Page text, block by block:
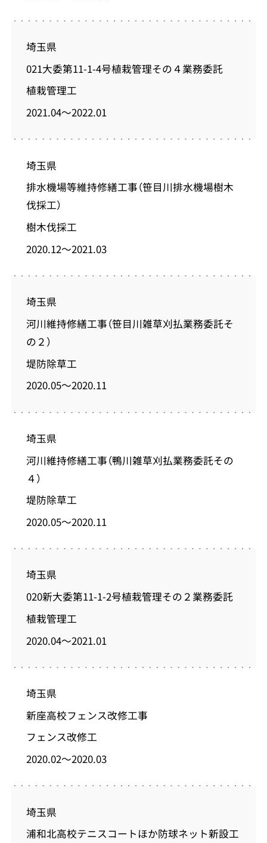
埼玉県
021大委第11-1-4号植栽管理その４業務委託
植栽管理工
2021.04～2022.01
埼玉県
排水機場等維持修繕工事（笹目川排水機場樹木
伐採工）
樹木伐採工
2020.12～2021.03
埼玉県
河川維持修繕工事（笹目川雑草刈払業務委託そ
の２）
堤防除草工
2020.05～2020.11
埼玉県
河川維持修繕工事（鴨川雑草刈払業務委託その
４）
堤防除草工
2020.05～2020.11
埼玉県
020新大委第11-1-2号植栽管理その２業務委託
植栽管理工
2020.04～2021.01
埼玉県
新座高校フェンス改修工事
フェンス改修工
2020.02～2020.03
埼玉県
浦和北高校テニスコートほか防球ネット新設工